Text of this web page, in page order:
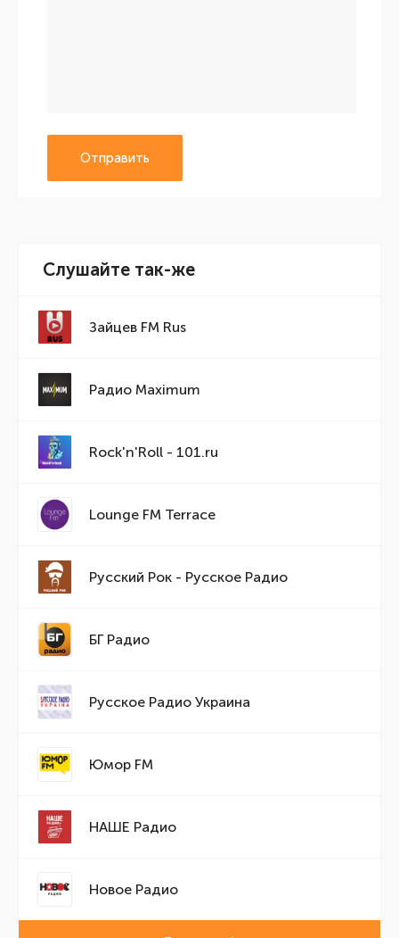
Отправить
Слушайте так-же
Зайцев FM Rus
Радио Maximum
Rock'n'Roll - 101.ru
Lounge FM Terrace
Русский Рок - Русское Радио
БГ Радио
Русское Радио Украина
Юмор FM
НАШЕ Радио
Новое Радио